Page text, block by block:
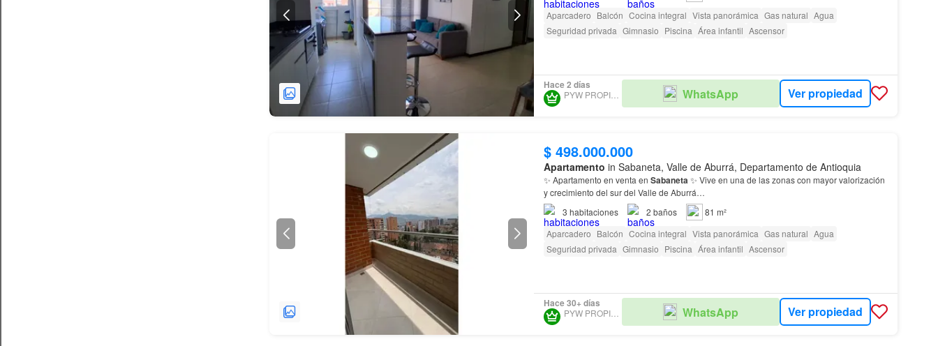
Aparcadero Balcón Cocina integral Vista panorámica Gas natural Agua
Seguridad privada Gimnasio Piscina Área infantil Ascensor
Hace 2 días
PYW PROPIEDADES WhatsApp Ver propiedad
$ 498.000.000
Apartamento in Sabaneta, Valle de Aburrá, Departamento de Antioquia
✨ Apartamento en venta en Sabaneta✨ Vive en una de las zonas con mayor valorización
y crecimiento del sur del Valle de Aburrá…
3 habitaciones 2 baños
81 m²
Aparcadero Balcón Cocina integral Vista panorámica Gas natural Agua
Seguridad privada Gimnasio Piscina Área infantil Ascensor
Hace 30+ días
PYW PROPIEDADES WhatsApp Ver propiedad